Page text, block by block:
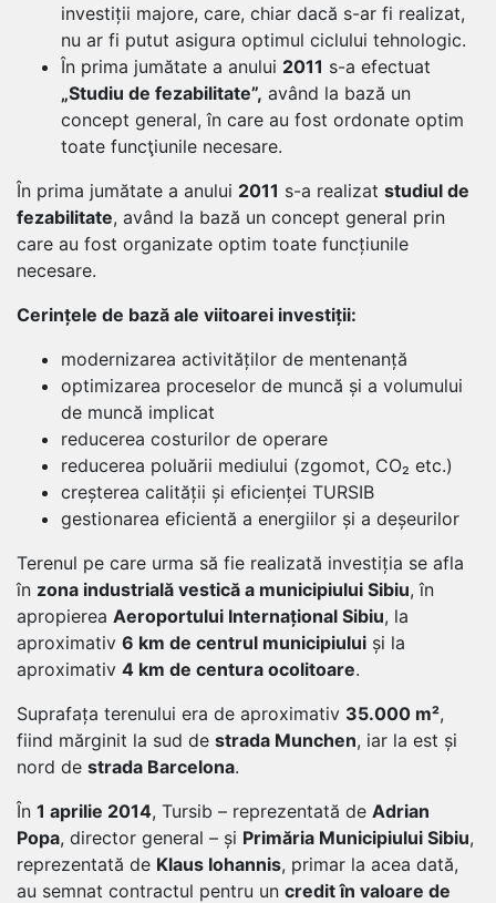
investiții majore, care, chiar dacă s-ar fi realizat,
nu ar fi putut asigura optimul ciclului tehnologic.
În prima jumătate a anului 2011 s-a efectuat
„Studiu de fezabilitate”, având la bază un
concept general, în care au fost ordonate optim
toate funcţiunile necesare.
În prima jumătate a anului 2011 s-a realizat studiul de
fezabilitate, având la bază un concept general prin
care au fost organizate optim toate funcțiunile
necesare.
Cerințele de bază ale viitoarei investiții:
modernizarea activităților de mentenanță
optimizarea proceselor de muncă și a volumului
de muncă implicat
reducerea costurilor de operare
reducerea poluării mediului (zgomot, CO₂ etc.)
creșterea calității și eficienței TURSIB
gestionarea eficientă a energiilor și a deșeurilor
Terenul pe care urma să fie realizată investiția se afla
în zona industrială vestică a municipiului Sibiu, în
apropierea Aeroportului Internațional Sibiu, la
aproximativ 6 km de centrul municipiului și la
aproximativ 4 km de centura ocolitoare.
Suprafața terenului era de aproximativ 35.000 m²,
fiind mărginit la sud de strada Munchen, iar la est și
nord de strada Barcelona.
În 1 aprilie 2014, Tursib – reprezentată de Adrian
Popa, director general – și Primăria Municipiului Sibiu,
reprezentată de Klaus Iohannis, primar la acea dată,
au semnat contractul pentru un credit în valoare de